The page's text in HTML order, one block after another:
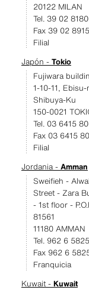
20122 MILAN
Tel. 39 02
Fax 39 02
Filial
Japón - Tokio
Fujiwara
1-10-11,
Shibuya-Ku
150-0021
Tel. 03 6415
Fax 03 6415
Filial
Jordania - Amman
Sweifieh -
Street - Zara
- 1st floor -
81561
11180 AMMAN
Tel. 962 6
Fax 962 6
Franquicia
Kuwait - Kuwait